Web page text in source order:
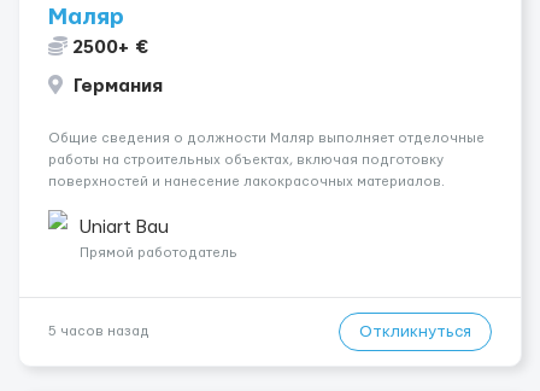
Маляр
2500+ €
Германия
Общие сведения о должности Маляр выполняет отделочные
работы на строительных объектах, включая подготовку
поверхностей и нанесение лакокрасочных материалов.
профессионалов на месте, приглашения делаем только для
профессионалов с доказательным портф...
Uniart Bau
Прямой работодатель
5 часов назад Откликнуться